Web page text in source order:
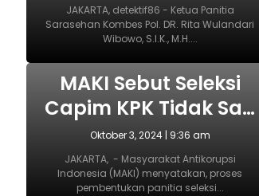
Wujudkan
Perlindungan
Perempuan dan Anak
JAKARTA, detektif86 - Ketua Panitia
Sarasehan Kombes Pol. DR. Rita Wulandari
Wibowo, S.I.K., M.H....
MAKI Sebut Seleksi
Capim KPK Tidak Sah
Sejak Awal, Harusnya
Dilakukan Era
Prabowo
Oktober 3, 2024 | 9:36 am
JAKARTA, - Masyarakat Antikorupsi
Indonesia (MAKI) menyatakan, proses
pembentukan panitia seleksi...